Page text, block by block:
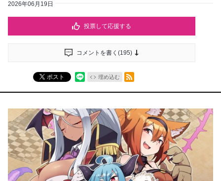
2026年06月19日
投票して応援する
コメントを書く(195)
ポスト 埋め込む
RSSフィード